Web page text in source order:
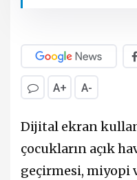
A+ A-
Dijital ekran
çocukların açık
geçirmesi, miyopi